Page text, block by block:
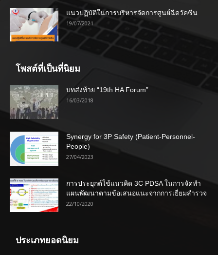
แนวปฏิบัติในการบริหารจัดการศูนย์ฉีดวัคซีน
19/07/2021
โพสต์ที่เป็นที่นิยม
บทส่งท้าย “19th HA Forum”
16/03/2018
Synergy for 3P Safety (Patient-Personnel-
People)
27/04/2023
การประยุกต์ใช้แนวคิด 3C PDSA ในการจัดทำ
แผนพัฒนาตามข้อเสนอแนะจากการเยี่ยมสำรวจ
22/10/2020
ประเภทยอดนิยม